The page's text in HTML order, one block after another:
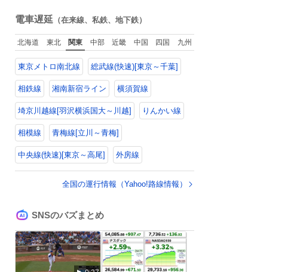
国回ったけど、旅行
先で必ずマグネット
を買い、今は家の冷
蔵庫に貼ってる。 交
換留学が終わって1年
経つけどそれぞれの
マグネットを見る度
に旅の思い出が鮮明
によみがえります。
数
数
電車遅延 （在来線、私鉄、地下鉄）
北海道 東北 関東 中部 近畿 中国 四国 九州
東京メトロ南北線 総武線(快速)[東京～千葉]
相鉄線 湘南新宿ライン 横須賀線
埼京川越線[羽沢横浜国大～川越] りんかい線
相模線 青梅線[立川～青梅]
中央線(快速)[東京～高尾] 外房線
全国の運行情報（Yahoo!路線情報）
SNSのバズまとめ